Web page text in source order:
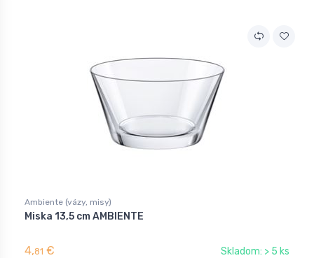
Ambiente (vázy, misy)
Miska 13,5 cm AMBIENTE
4,81 € Skladom: > 5 ks